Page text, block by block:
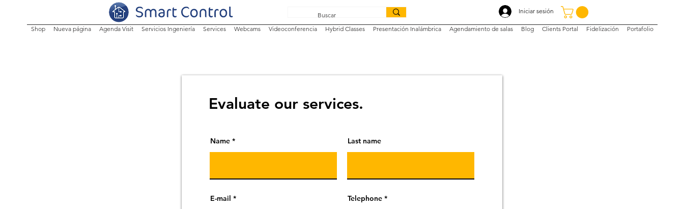
Iniciar sesión
Shop Nueva página Agenda Visit Servicios Ingeniería Services Webcams Videoconferencia Hybrid Classes Presentación Inalámbrica Agendamiento de salas Blog Clients Portal Fidelización Portafolio
Evaluate our services.
Name Last name
E-mail Telephone